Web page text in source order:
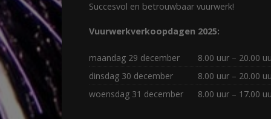
Succesvol en betrouwbaar vuurwerk!
Vuurwerkverkoopdagen 2025:
maandag 29 december
8.00 uur – 20.00
dinsdag 30 december
8.00 uur – 20.00
woensdag 31 december
8.00 uur – 17.00